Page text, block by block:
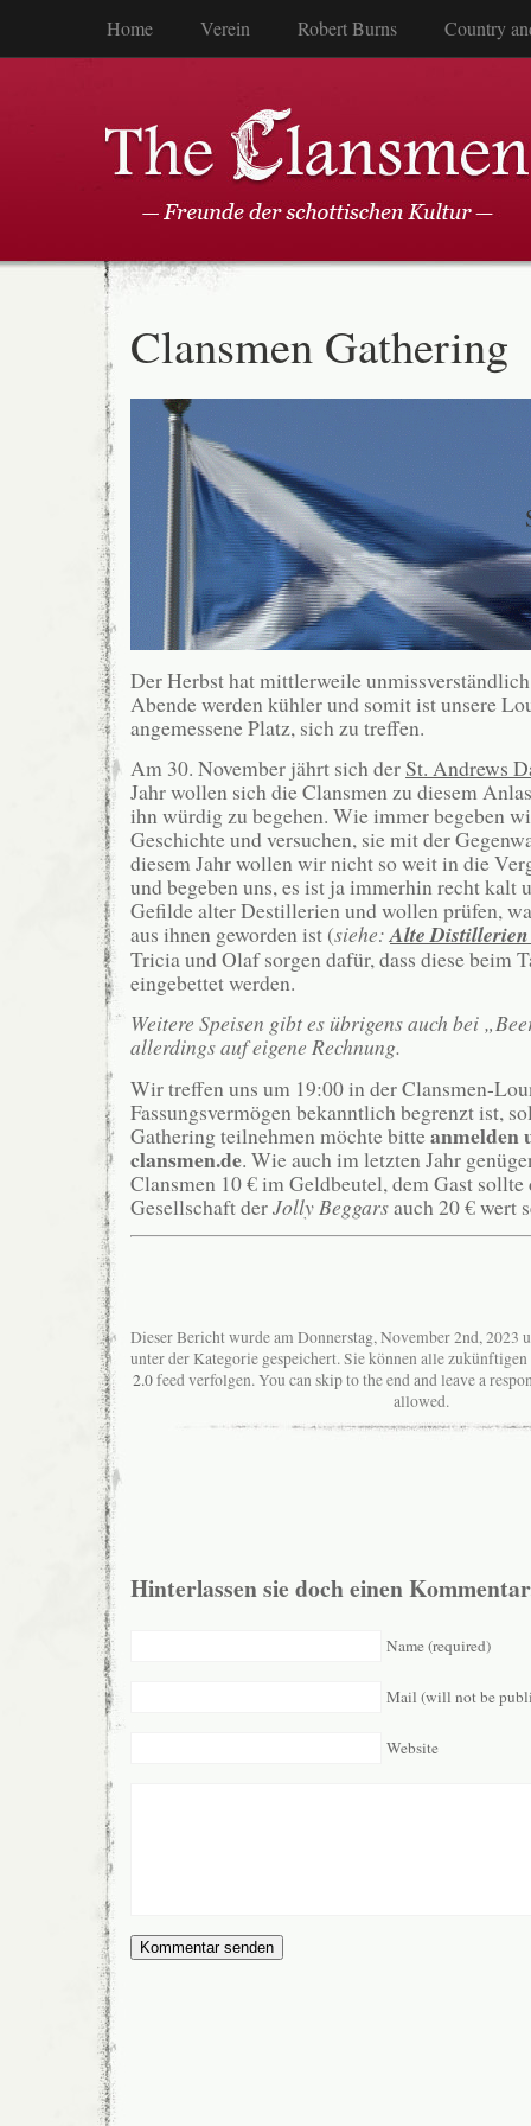
Home Verein Robert Burns Country
Clansmen Gathering
Der Herbst hat mittlerweile
Abende werden kühler und somit ist unsere
angemessene Platz, sich zu treffen.
Am 30. November jährt sich derSt. Andrews
Jahr wollen sich die Clansmen zu diesem
ihn würdig zu begehen. Wie immer begeben
Geschichte und versuchen, sie mit der
diesem Jahr wollen wir nicht so weit in die
und begeben uns, es ist ja immerhin recht kalt
Gefilde alter Destillerien und wollen prüfen,
aus ihnen geworden ist (siehe:Alte Distillerien
Tricia und Olaf sorgen dafür, dass diese beim
eingebettet werden.
Weitere Speisen gibt es übrigens auch bei
allerdings auf eigene Rechnung.
Wir treffen uns um 19:00 in der Clansmen-
Fassungsvermögen bekanntlich begrenzt ist,
Gathering teilnehmen möchte bitteanmelden
clansmen.de. Wie auch im letzten Jahr
Clansmen 10 € im Geldbeutel, dem Gast
Gesellschaft derJolly Beggarsauch 20 € wert
Dieser Bericht wurde am Donnerstag, November 2nd, 2023
unter der Kategorie gespeichert. Sie können alle
2.0feed verfolgen. You can skip to the end and leave a
allowed.
Hinterlassen sie doch einen
Name (required)
Mail (will not be
Website